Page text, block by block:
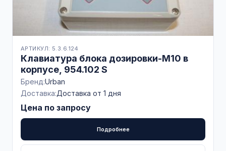
АРТИКУЛ: 5.3.6.124
Клавиатура блока дозировки-M10 в
корпусе, 954.102 S
Бренд:Urban
Доставка:Доставка от 1 дня
Цена по запросу
Подробнее